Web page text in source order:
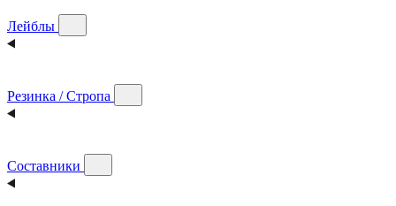
Лейблы
Резинка / Стропа
Составники